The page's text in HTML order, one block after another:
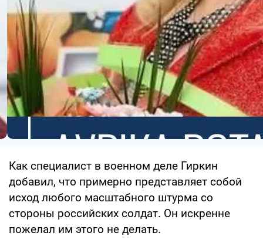
Как специалист в военном деле Гиркин
добавил, что примерно представляет собой
исход любого масштабного штурма со
стороны российских солдат. Он искренне
пожелал им этого не делать.